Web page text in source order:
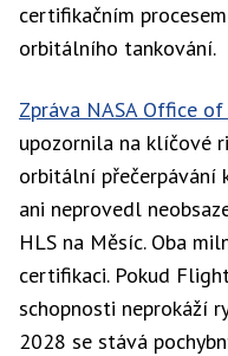
certifikačním
orbitálního tankování.
Zpráva NASA Office
upozornila na klíčové
orbitální přečerpávání
ani neprovedl
HLS na Měsíc. Oba
certifikaci. Pokud
schopnosti neprokáží
2028 se stává